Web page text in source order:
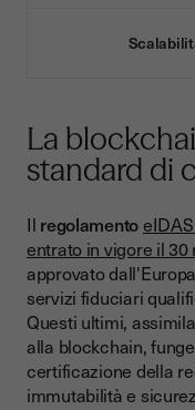
La
standard di
Il regolamento
entrato in vigore il 30
approvato
servizi fiduciari
Questi ultimi,
alla blockchain,
certificazione della
immutabilità e